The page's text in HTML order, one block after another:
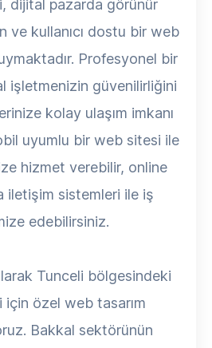
dijital pazarda görünür
ve kullanıcı dostu bir web
Profesyonel bir
işletmenizin güvenilirliğini
kolay ulaşım imkanı
uyumlu bir web sitesi ile
hizmet verebilir, online
iletişim sistemleri ile iş
edebilirsiniz.
Tunceli bölgesindeki
özel web tasarım
Bakkal sektörünün